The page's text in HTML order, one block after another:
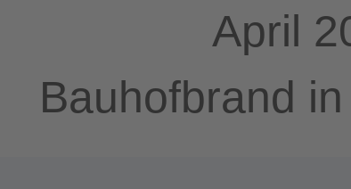
April
Bauhofbrand